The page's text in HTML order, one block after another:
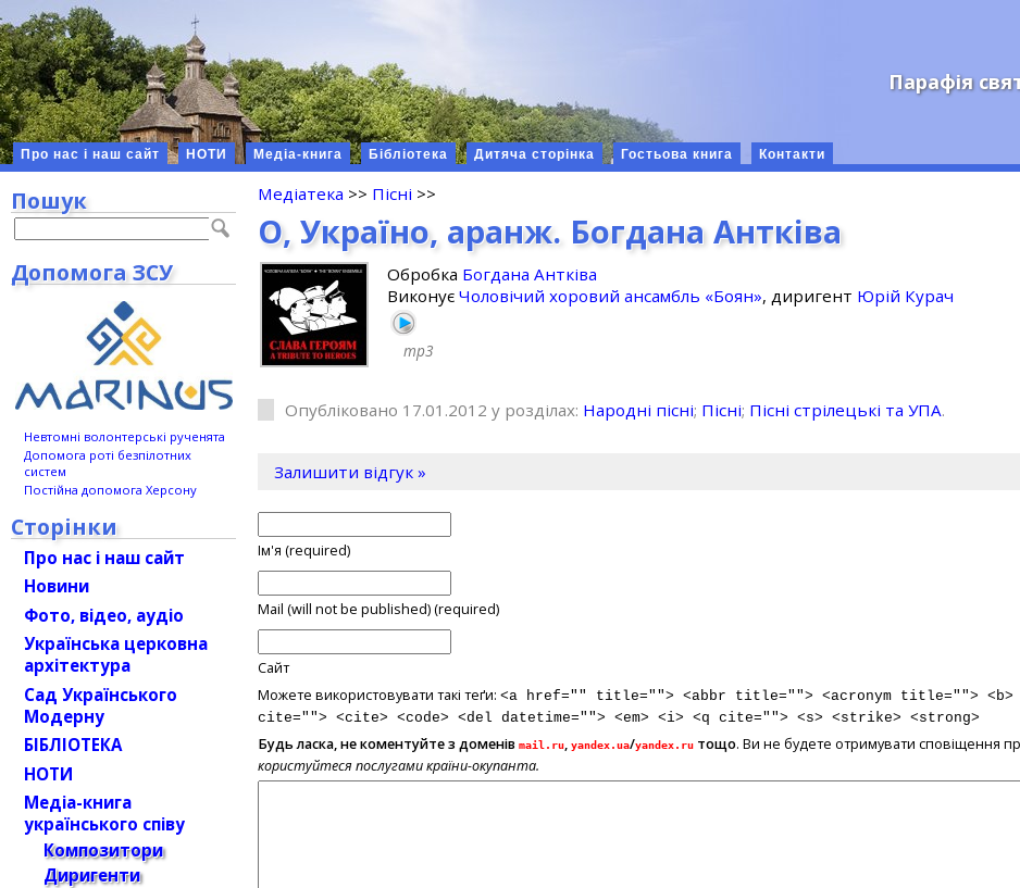
Парафія
Про нас і наш сайт НОТИ Медіа-книга Бібліотека Дитяча сторінка Гостьова книга Контакти
Медіатека >> Пісні >>
О, Україно, аранж. Богдана Антківа
Обробка Богдана Антківа
ВиконуєЧоловічий хоровий ансамбль «Боян», диригент Юрій Курач
mp3
Опубліковано 17.01.2012 у розділах: Народні пісні; Пісні; Пісні стрілецькі та УПА.
Залишити відгук »
Ім'я (required)
Mail (will not be published) (required)
Сайт
Можете використовувати такі теґи:<a href="" title=""> <abbr title=""> <acronym title=""> <b>
cite=""> <cite> <code> <del datetime=""> <em> <i> <q cite=""> <s> <strike> <strong>
Будь ласка, не коментуйте з доменівmail.ru,yandex.ua/yandex.ru тощо. Ви не будете отримувати сповіщення
користуйтеся послугами країни-окупанта.
Пошук
Допомога ЗСУ
Невтомні волонтерські рученята
Допомога роті безпілотних
систем
Постійна допомога Херсону
Сторінки
Про нас і наш сайт
Новини
Фото, відео, аудіо
Українська церковна
архітектура
Сад Українського
Модерну
БІБЛІОТЕКА
НОТИ
Медіа-книга
українського співу
Композитори
Диригенти